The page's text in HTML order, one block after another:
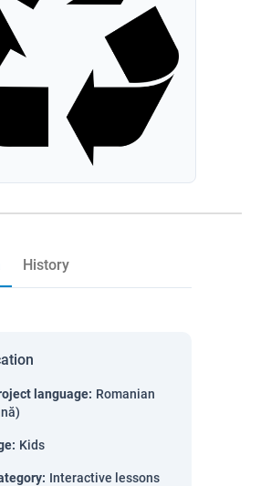
History
language: Romanian
: Kids
: Interactive lessons